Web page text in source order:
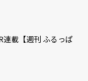
連載【週刊 ふるっぱ